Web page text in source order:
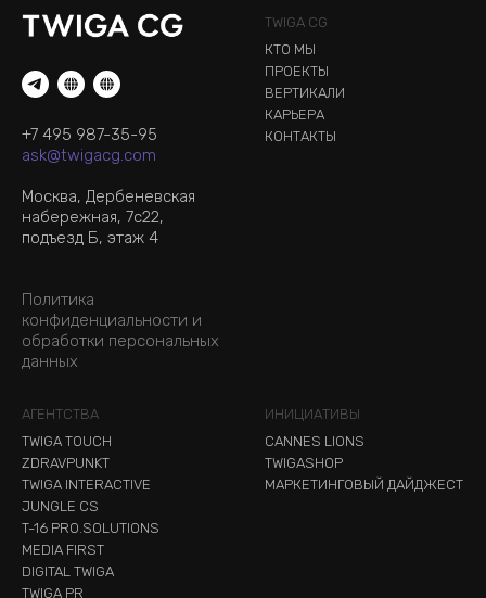
+7 495 987-35-95
ask@twigacg.com
Москва, Дербеневская
набережная, 7с22,
подъезд Б, этаж 4
Политика
конфиденциальности и
обработки персональных
данных
TWIGA CG
КТО МЫ
ПРОЕКТЫ
ВЕРТИКАЛИ
КАРЬЕРА
КОНТАКТЫ
АГЕНТСТВА
TWIGA TOUCH
ZDRAVPUNKT
TWIGA INTERACTIVE
JUNGLE CS
T-16 PRO.SOLUTIONS
MEDIA FIRST
DIGITAL TWIGA
TWIGA PR
ИНИЦИАТИВЫ
CANNES LIONS
TWIGASHOP
МАРКЕТИНГОВЫЙ ДАЙДЖЕСТ